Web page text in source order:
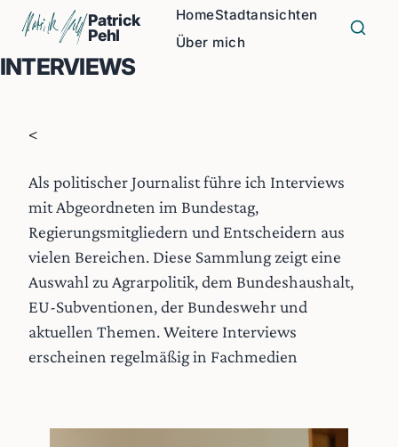
Patrick
Pehl
HomeStadtansichten
Über mich
INTERVIEWS
<
Als politischer Journalist führe ich Interviews
mit A­­­­bgeordneten im Bundestag,
Regierungsmitgliedern und Entscheidern aus
vielen Bereichen. Diese Sammlung zeigt eine
Auswahl zu Agrarpolitik, dem Bundeshaushalt,
EU-Subventionen, der Bundeswehr und
aktuellen Themen. Weitere Interviews
erscheinen regelmäßig in Fachmedien